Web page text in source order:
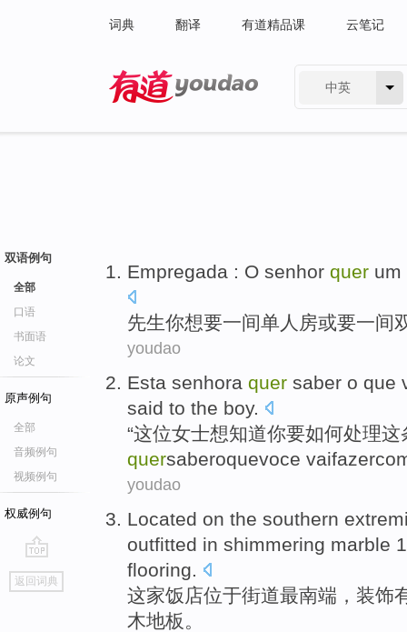
词典 翻译 有道精品课 云笔记
中英
双语例句
全部
口语
书面语
论文
原声例句
全部
音频例句
视频例句
权威例句
go
top
返回词典
Empregada : O senhor quer um
先生你想要一间单人 房或要一间
youdao
Esta senhora quer saber o que
said to the boy.
“这位女士想知道你要如何处理这
quersaberoquevoce vaifazer
youdao
Located on the southern
outfitted in shimmering marble 1
flooring
这家饭店位于街道最南端 ，装饰
木地板。